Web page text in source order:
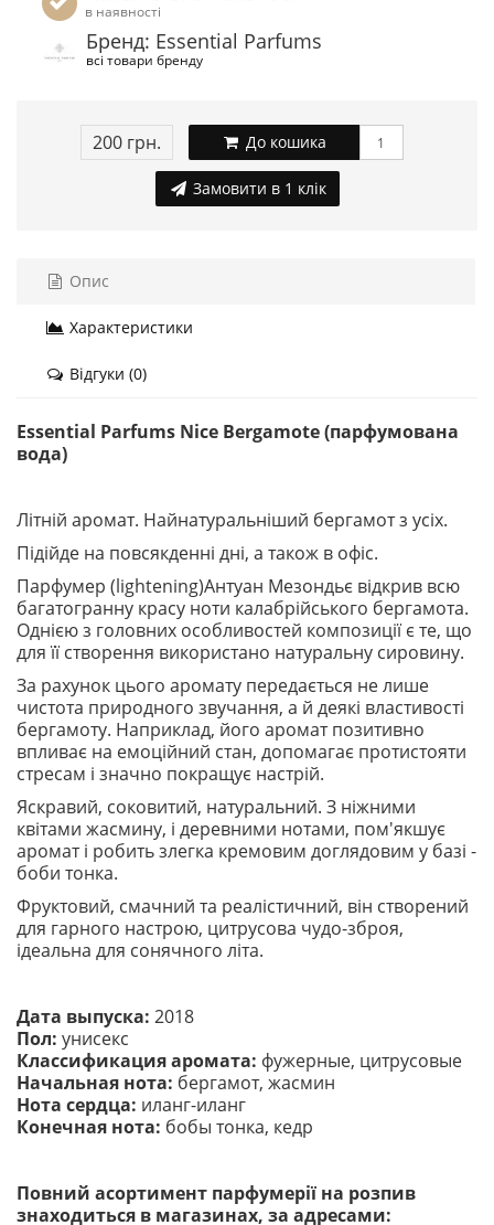
в наявності
Бренд: Essential Parfums
всі товари бренду
200 грн. До кошика
Замовити в 1 клік
Опис
Характеристики
Відгуки (0)
Essential Parfums Nice Bergamote (парфумована
вода)
Літній аромат. Найнатуральніший бергамот з усіх.
Підійде на повсякденні дні, а також в офіс.
Парфумер (lightening)Антуан Мезондьє відкрив всю
багатогранну красу ноти калабрійського бергамота.
Однією з головних особливостей композиції є те, що
для її створення використано натуральну сировину.
За рахунок цього аромату передається не лише
чистота природного звучання, а й деякі властивості
бергамоту. Наприклад, його аромат позитивно
впливає на емоційний стан, допомагає протистояти
стресам і значно покращує настрій.
Яскравий, соковитий, натуральний. З ніжними
квітами жасмину, і деревними нотами, пом'якшує
аромат і робить злегка кремовим доглядовим у базі -
боби тонка.
Фруктовий, смачний та реалістичний, він створений
для гарного настрою, цитрусова чудо-зброя,
ідеальна для сонячного літа.
Дата выпуска: 2018
Пол: унисекс
Классификация аромата: фужерные, цитрусовые
Начальная нота: бергамот, жасмин
Нота сердца: иланг-иланг
Конечная нота: бобы тонка, кедр
Повний асортимент парфумерії на розпив
знаходиться в магазинах, за адресами: